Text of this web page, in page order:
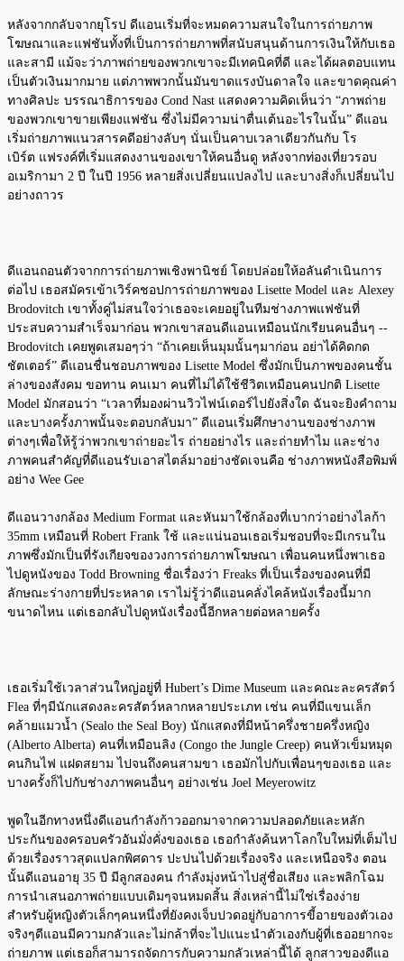
หลังจากกลับจากยุโรป ดีแอนเริ่มที่จะหมดความสนใจในการถ่ายภาพ
โฆษณาและแฟชันทั้งที่เป็นการถ่ายภาพที่สนับสนุนด้านการเงินให้กับเธอ
และสามี แม้จะว่าภาพถ่ายของพวกเขาจะมีเทคนิคที่ดี และได้ผลตอบแทน
เป็นตัวเงินมากมาย แต่ภาพพวกนั้นมันขาดแรงบันดาลใจ และขาดคุณค่า
ทางศิลปะ บรรณาธิการของ Cond Nast แสดงความคิดเห็นว่า “ภาพถ่าย
ของพวกเขาขายเพียงแฟชัน ซึ่งไม่มีความน่าตื่นเต้นอะไรในนั้น” ดีแอน
เริ่มถ่ายภาพแนวสารคดีอย่างลับๆ นั่นเป็นคาบเวลาเดียวกันกับ โร
เบิร์ต แฟรงค์ที่เริ่มแสดงงานของเขาให้คนอื่นดู หลังจากท่องเที่ยวรอบ
อเมริกามา 2 ปี ในปี 1956 หลายสิ่งเปลี่ยนแปลงไป และบางสิ่งก็เปลี่ยนไป
อย่างถาวร
ดีแอนถอนตัวจากการถ่ายภาพเชิงพานิชย์ โดยปล่อยให้อลันดำเนินการ
ต่อไป เธอสมัครเข้าเวิร์คชอปการถ่ายภาพของ Lisette Model และ Alexey
Brodovitch เขาทั้งคู่ไม่สนใจว่าเธอจะเคยอยู่ในทีมช่างภาพแฟชันที่
ประสบความสำเร็จมาก่อน พวกเขาสอนดีแอนเหมือนนักเรียนคนอื่นๆ --
Brodovitch เคยพูดเสมอๆว่า “ถ้าเคยเห็นมุมนั้นๆมาก่อน อย่าได้คิดกด
ชัตเตอร์” ดีแอนชื่นชอบภาพของ Lisette Model ซึ่งมักเป็นภาพของคนชั้น
ล่างของสังคม ขอทาน คนเมา คนที่ไม่ได้ใช้ชีวิตเหมือนคนปกติ Lisette
Model มักสอนว่า “เวลาที่มองผ่านวิวไฟน์เดอร์ไปยังสิ่งใด ฉันจะยิงคำถาม
และบางครั้งภาพนั้นจะตอบกลับมา” ดีแอนเริ่มศึกษางานของช่างภาพ
ต่างๆเพื่อให้รู้ว่าพวกเขาถ่ายอะไร ถ่ายอย่างไร และถ่ายทำไม และช่าง
ภาพคนสำคัญที่ดีแอนรับเอาสไตล์มาอย่างชัดเจนคือ ช่างภาพหนังสือพิมพ์
อย่าง Wee Gee
ดีแอนวางกล้อง Medium Format และหันมาใช้กล้องที่เบากว่าอย่างไลก้า
35mm เหมือนที่ Robert Frank ใช้ และแน่นอนเธอเริ่มชอบที่จะมีเกรนใน
ภาพซึ่งมักเป็นที่รังเกียจของวงการถ่ายภาพโฆษณา เพื่อนคนหนึ่งพาเธอ
ไปดูหนังของ Todd Browning ชื่อเรื่องว่า Freaks ที่เป็นเรื่องของคนที่มี
ลักษณะร่างกายที่ประหลาด เราไม่รู้ว่าดีแอนคลั่งไคล้หนังเรื่องนี้มาก
ขนาดไหน แต่เธอกลับไปดูหนังเรื่องนี้อีกหลายต่อหลายครั้ง
เธอเริ่มใช้เวลาส่วนใหญ่อยู่ที่ Hubert’s Dime Museum และคณะละครสัตว์
Flea ที่ๆมีนักแสดงละครสัตว์หลากหลายประเภท เช่น คนที่มีแขนเล็ก
คล้ายแมวน้ำ (Sealo the Seal Boy) นักแสดงที่มีหน้าครึ่งชายครึ่งหญิง
(Alberto Alberta) คนที่เหมือนลิง (Congo the Jungle Creep) คนหัวเข็มหมุด
คนกินไฟ แฝดสยาม ไปจนถึงคนสามขา เธอมักไปกับเพื่อนๆของเธอ และ
บางครั้งก็ไปกับช่างภาพคนอื่นๆ อย่างเช่น Joel Meyerowitz
พูดในอีกทางหนึ่งดีแอนกำลังก้าวออกมาจากความปลอดภัยและหลัก
ประกันของครอบครัวอันมั่งคั่งของเธอ เธอกำลังค้นหาโลกใบใหม่ที่เต็มไป
ด้วยเรื่องราวสุดแปลกพิศดาร ปะปนไปด้วยเรื่องจริง และเหนือจริง ตอน
นั้นดีแอนอายุ 35 ปี มีลูกสองคน กำลังมุ่งหน้าไปสู่ชื่อเสียง และพลิกโฉม
การนำเสนอภาพถ่ายแบบเดิมๆจนหมดสิ้น สิ่งเหล่านี้ไม่ใช่เรื่องง่าย
สำหรับผู้หญิงตัวเล็กๆคนหนึ่งที่ยังคงเจ็บปวดอยู่กับอาการขี้อายของตัวเอง
จริงๆดีแอนมีความกลัวและไม่กล้าที่จะไปแนะนำตัวเองกับผู้ที่เธออยากจะ
ถ่ายภาพ แต่เธอก็สามารถจัดการกับความกลัวเหล่านี้ได้ ลูกสาวของดีแอ